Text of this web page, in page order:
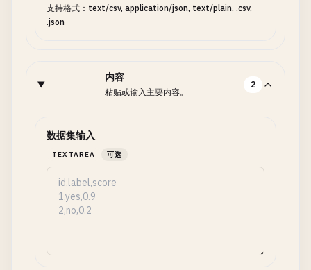
支持格式：text/csv, application/json, text/plain, .csv,
.json
内容
粘贴或输入主要内容。
2
数据集输入
TEXTAREA 可选